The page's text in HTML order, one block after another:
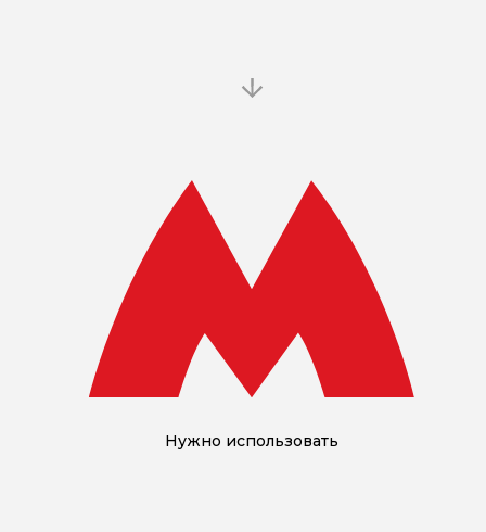
Нужно использовать